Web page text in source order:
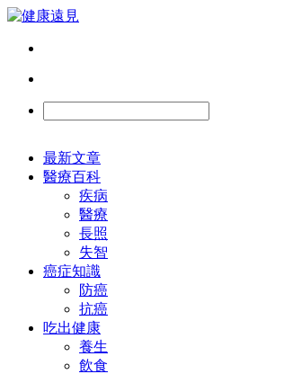
最新文章
醫療百科
疾病
醫療
長照
失智
癌症知識
防癌
抗癌
吃出健康
養生
飲食